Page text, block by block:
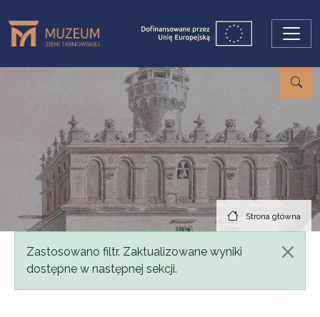
Strona główna
Komunikat
Zastosowano filtr. Zaktualizowane wyniki
dostępne w następnej sekcji.